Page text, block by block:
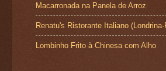
Macarronada na Panela de Arroz
Renatu's Ristorante Italiano (Londrina-
Lombinho Frito à Chinesa com Alho